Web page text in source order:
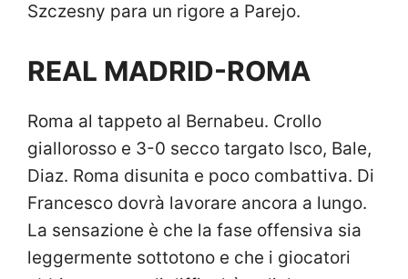
Szczesny para un rigore a Parejo.
REAL MADRID-ROMA
Roma al tappeto al Bernabeu. Crollo
giallorosso e 3-0 secco targato Isco, Bale,
Diaz. Roma disunita e poco combattiva. Di
Francesco dovrà lavorare ancora a lungo.
La sensazione è che la fase offensiva sia
leggermente sottotono e che i giocatori